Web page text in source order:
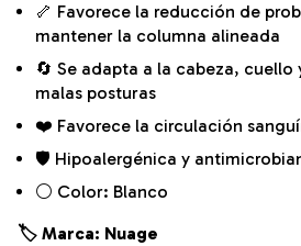
🦴 Favorece la reducción de
mantener la columna alineada
🔄 Se adapta a la cabeza,
malas posturas
❤️ Favorece la circulación
🛡️ Hipoalergénica y
⚪ Color: Blanco
🏷️ Marca: Nuage